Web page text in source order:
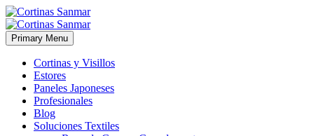
Primary Menu
Cortinas y Visillos
Estores
Paneles Japoneses
Profesionales
Blog
Soluciones Textiles